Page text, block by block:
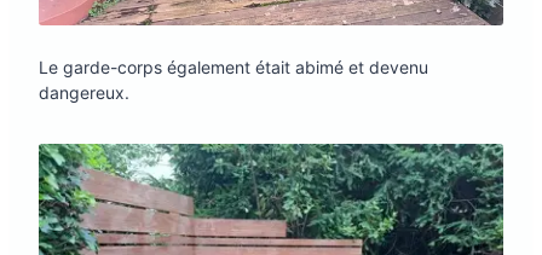
Le garde-corps également était abimé et devenu
dangereux.